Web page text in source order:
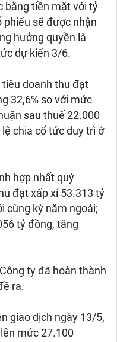
bằng tiền mặt với tỷ
phiếu sẽ được nhận
hưởng quyền là
dự kiến 3/6.
tiêu doanh thu đạt
32,6% so với mức
sau thuế 22.000
chia cổ tức duy trì ở
hợp nhất quý
đạt xấp xỉ 53.313 tỷ
cùng kỳ năm ngoái;
tỷ đồng, tăng
ty đã hoàn thành
ra.
giao dịch ngày 13/5,
mức 27.100